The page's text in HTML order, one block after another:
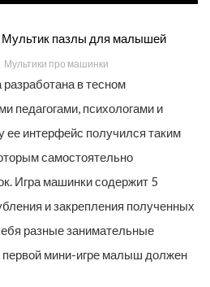
пазлы для малышей
Мультики про машинки
в тесном
педагогами, психологами и
ее интерфейс получился таким
самостоятельно
Игра машинки содержит 5
и закрепления полученных
разные занимательные
первой мини-игре малыш должен